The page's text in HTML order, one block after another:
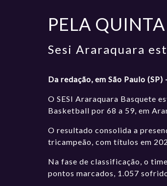
PELA
Sesi Araraquara
Da redação, em São Paulo (SP)
O SESI Araraquara Basquete
Basketball por 68 a 59, em
O resultado consolida a
tricampeão, com títulos em
Na fase de classificação, o
pontos marcados, 1.057